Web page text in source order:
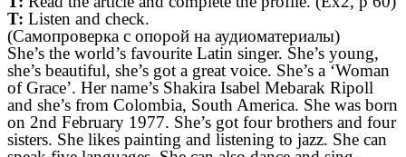
T: Listen and check.
(Самопроверка с опорой на аудиоматериалы)
She’s the world’s favourite Latin singer. She’s young,
she’s beautiful, she’s got a great voice. She’s a ‘Woman
of Grace’. Her name’s Shakira Isabel Mebarak Ripoll
and she’s from Colombia, South America. She was born
on 2nd February 1977. She’s got four brothers and four
sisters. She likes painting and listening to jazz. She can